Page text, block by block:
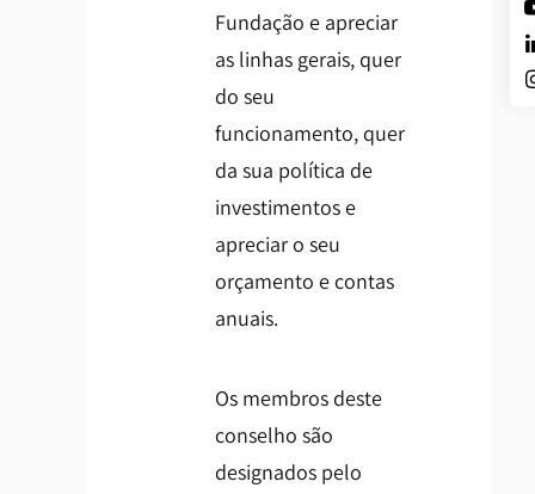
Fundação e apreciar
as linhas gerais, quer
do seu
funcionamento, quer
da sua política de
investimentos e
apreciar o seu
orçamento e contas
anuais.
Os membros deste
conselho são
designados pelo